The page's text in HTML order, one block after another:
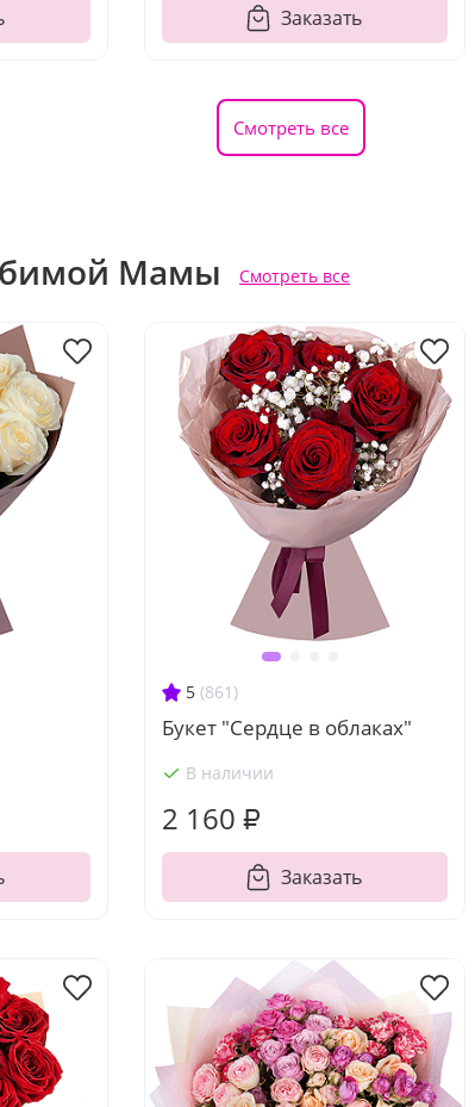
Заказать
Смотреть все
Мамы Смотреть все
5 (861)
Букет "Сердце в облаках"
В наличии
2 160 ₽
Заказать